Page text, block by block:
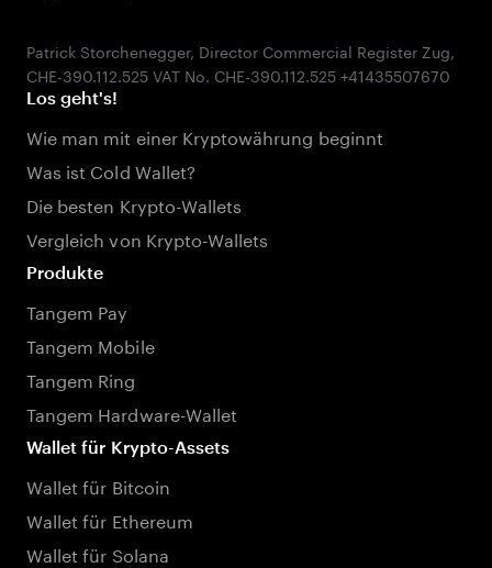
Patrick Storchenegger, Director Commercial Register Zug,
Los geht's!
Wie man mit einer Kryptowährung beginnt
Was ist Cold Wallet?
Die besten Krypto-Wallets
Vergleich von Krypto-Wallets
Produkte
Tangem Pay
Tangem Mobile
Tangem Ring
Tangem Hardware-Wallet
Wallet für Krypto-Assets
Wallet für Bitcoin
Wallet für Ethereum
Wallet für Solana